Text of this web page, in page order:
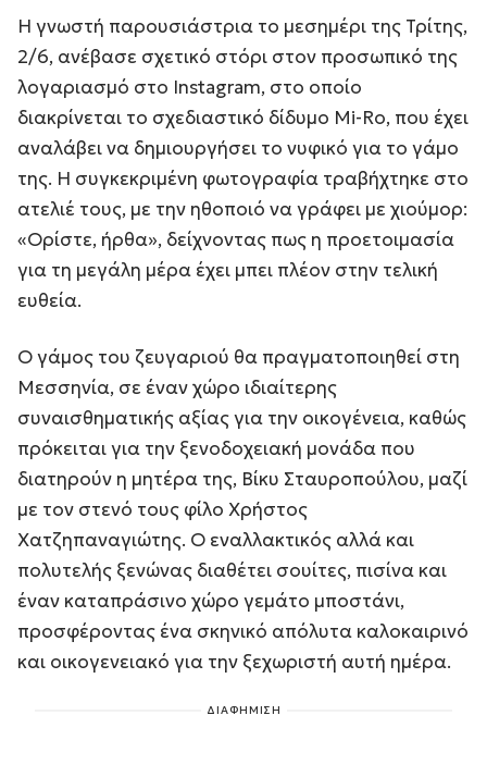
Η γνωστή παρουσιάστρια το μεσημέρι της Τρίτης,
2/6, ανέβασε σχετικό στόρι στον προσωπικό της
λογαριασμό στο Instagram, στο οποίο
διακρίνεται το σχεδιαστικό δίδυμο Mi-Ro, που έχει
αναλάβει να δημιουργήσει το νυφικό για το γάμο
της. Η συγκεκριμένη φωτογραφία τραβήχτηκε στο
ατελιέ τους, με την ηθοποιό να γράφει με χιούμορ:
«Ορίστε, ήρθα», δείχνοντας πως η προετοιμασία
για τη μεγάλη μέρα έχει μπει πλέον στην τελική
ευθεία.
Ο γάμος του ζευγαριού θα πραγματοποιηθεί στη
Μεσσηνία, σε έναν χώρο ιδιαίτερης
συναισθηματικής αξίας για την οικογένεια, καθώς
πρόκειται για την ξενοδοχειακή μονάδα που
διατηρούν η μητέρα της, Βίκυ Σταυροπούλου, μαζί
με τον στενό τους φίλο Χρήστος
Χατζηπαναγιώτης. Ο εναλλακτικός αλλά και
πολυτελής ξενώνας διαθέτει σουίτες, πισίνα και
έναν καταπράσινο χώρο γεμάτο μποστάνι,
προσφέροντας ένα σκηνικό απόλυτα καλοκαιρινό
και οικογενειακό για την ξεχωριστή αυτή ημέρα.
ΔΙΑΦΗΜΙΣΗ